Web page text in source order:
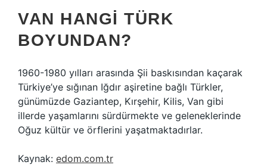
VAN HANGI TÜRK
BOYUNDAN?
1960-1980 yılları arasında Şii baskısından kaçarak
Türkiye’ye sığınan Iğdır aşiretine bağlı Türkler,
günümüzde Gaziantep, Kırşehir, Kilis, Van gibi
illerde yaşamlarını sürdürmekte ve geleneklerinde
Oğuz kültür ve örflerini yaşatmaktadırlar.
Kaynak: edom.com.tr